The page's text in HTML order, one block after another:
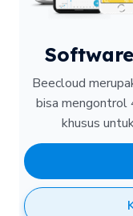
Beecloud
bisa mengontrol
khusus